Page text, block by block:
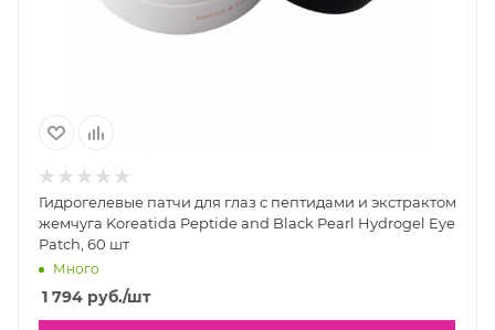
Гидрогелевые патчи для глаз с пептидами и экстрактом
жемчуга Koreatida Peptide and Black Pearl Hydrogel Eye
Patch, 60 шт
Много
1 794 руб./шт